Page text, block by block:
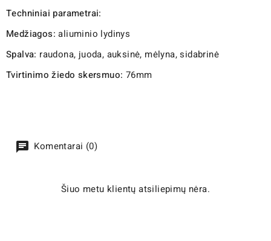
Techniniai parametrai:
Medžiagos: aliuminio lydinys
Spalva: raudona, juoda, auksinė, mėlyna, sidabrinė
Tvirtinimo žiedo skersmuo: 76mm
Komentarai (0)
Šiuo metu klientų atsiliepimų nėra.